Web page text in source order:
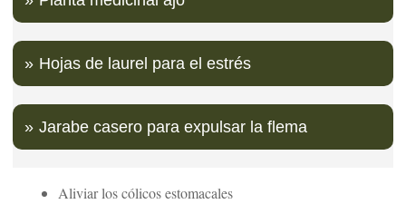
Hojas de laurel para el estrés
Jarabe casero para expulsar la flema
Aliviar los cólicos estomacales